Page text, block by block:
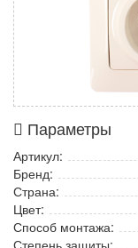
Параметры
Артикул:
Бренд:
Страна:
Цвет:
Способ монтажа:
Степень защиты: